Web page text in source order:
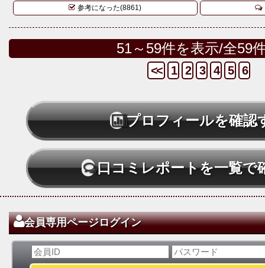
参考になった(8861)
51～59件を表示/全59
<< 1 2 3 4 5 6
プロフィールを確認
口コミレポートを一覧で
会員専用ページログイン